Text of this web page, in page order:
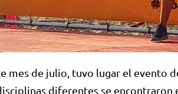
mes de julio, tuvo lugar el evento
diferentes se